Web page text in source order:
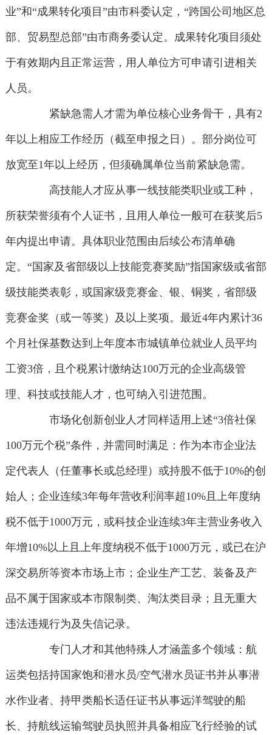
业”和“成果转化项目”由市科委认定，“跨国公司地区总
部、贸易型总部”由市商务委认定。成果转化项目须处
于有效期内且正常运营，用人单位方可申请引进相关
人员。
紧缺急需人才需为单位核心业务骨干，具有2
年以上相应工作经历（截至申报之日）。部分岗位可
放宽至1年以上经历，但须确属单位当前紧缺急需。
高技能人才应从事一线技能类职业或工种，
所获荣誉须有个人证书，且用人单位一般可在获奖后5
年内提出申请。具体职业范围由后续公布清单确
定。“国家及省部级以上技能竞赛奖励”指国家级或省部
级技能类表彰，或国家级竞赛金、银、铜奖，省部级
竞赛金奖（或一等奖）及以上奖项。最近4年内累计36
个月社保基数达到上年度本市城镇单位就业人员平均
工资3倍，且个税累计缴纳达100万元的企业高级管
理、科技或技能人才，也可纳入引进范围。
市场化创新创业人才同样适用上述“3倍社保
100万元个税”条件，并需同时满足：作为本市企业法
定代表人（任董事长或总经理）或持股不低于10%的创
始人；企业连续3年每年营收利润率超10%且上年度纳
税不低于1000万元，或科技企业连续3年主营业务收入
年增10%以上且上年度纳税不低于1000万元，或已在沪
深交易所等资本市场上市；企业生产工艺、装备及产
品不属于国家或本市限制类、淘汰类目录；且无重大
违法违规行为及失信记录。
专门人才和其他特殊人才涵盖多个领域：航
运类包括持国家饱和潜水员/空气潜水员证书并从事潜
水作业者、持甲类船长适任证书从事远洋驾驶的船
长、持航线运输驾驶员执照并具备相应飞行经验的试